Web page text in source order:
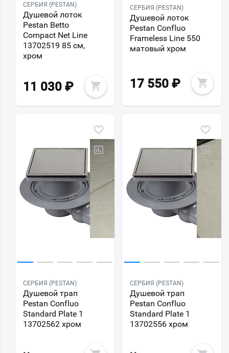
СЕРБИЯ (PESTAN)
Душевой лоток
Pestan Betto
Compact Net Line
13702519 85 см,
хром
11 030 ₽
СЕРБИЯ (PESTAN)
Душевой лоток
Pestan Confluo
Frameless Line 550
матовый хром
17 550 ₽
СЕРБИЯ (PESTAN)
Душевой трап
Pestan Confluo
Standard Plate 1
13702562 хром
СЕРБИЯ (PESTAN)
Душевой трап
Pestan Confluo
Standard Plate 1
13702556 хром